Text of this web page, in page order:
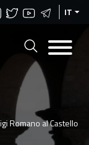
IT
Romano al Castello